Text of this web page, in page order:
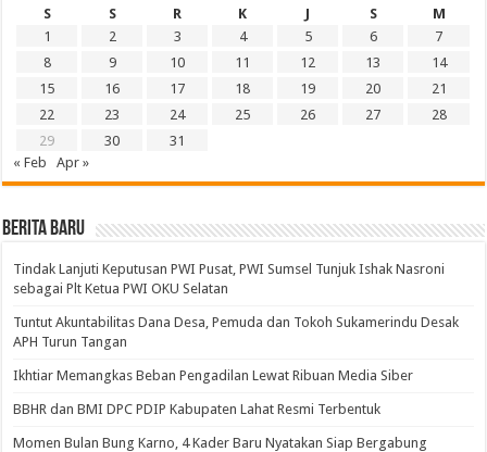
S
S R K J S
M
1
2 3 4 5 6
7
8
9 10 11 12 13
14
15
16 17 18 19 20
21
22
23 24 25 26 27
28
29
30
31
« Feb
Apr »
BERITA BARU
Tindak Lanjuti Keputusan PWI Pusat, PWI Sumsel Tunjuk Ishak Nasroni
sebagai Plt Ketua PWI OKU Selatan
Tuntut Akuntabilitas Dana Desa, Pemuda dan Tokoh Sukamerindu Desak
APH Turun Tangan
Ikhtiar Memangkas Beban Pengadilan Lewat Ribuan Media Siber
BBHR dan BMI DPC PDIP Kabupaten Lahat Resmi Terbentuk
Momen Bulan Bung Karno, 4 Kader Baru Nyatakan Siap Bergabung